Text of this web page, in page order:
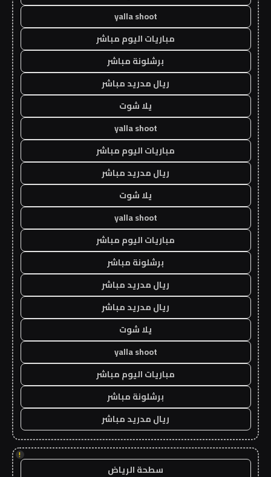
yalla shoot
مباريات اليوم مباشر
برشلونة مباشر
ريال مدريد مباشر
يلا شوت
yalla shoot
مباريات اليوم مباشر
ريال مدريد مباشر
يلا شوت
yalla shoot
مباريات اليوم مباشر
برشلونة مباشر
ريال مدريد مباشر
ريال مدريد مباشر
يلا شوت
yalla shoot
مباريات اليوم مباشر
برشلونة مباشر
ريال مدريد مباشر
!
سطحة الرياض